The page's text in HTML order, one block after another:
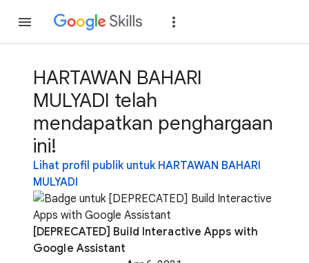
HARTAWAN BAHARI
MULYADI telah
mendapatkan penghargaan
ini!
Lihat profil publik untuk HARTAWAN BAHARI
MULYADI